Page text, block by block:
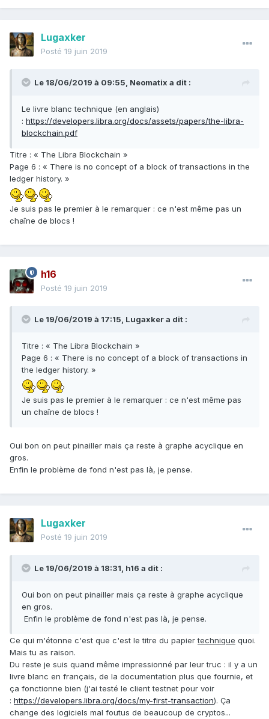
Lugaxker
Posté 19 juin 2019
Le 18/06/2019 à 09:55, Neomatix a dit :
Le livre blanc technique (en anglais)
: https://developers.libra.org/docs/assets/papers/the-libra-
blockchain.pdf
Titre : « The Libra Blockchain »
Page 6 : « There is no concept of a block of transactions in the
ledger history. »
Je suis pas le premier à le remarquer : ce n'est même pas un
chaîne de blocs !
h16
Posté 19 juin 2019
Le 19/06/2019 à 17:15, Lugaxkera dit :
Titre : « The Libra Blockchain »
Page 6 : « There is no concept of a block of transactions in
the ledger history. »
Je suis pas le premier à le remarquer : ce n'est même pas
un chaîne de blocs !
Oui bon on peut pinailler mais ça reste à graphe acyclique en
gros.
Enfin le problème de fond n'est pas là, je pense.
Lugaxker
Posté 19 juin 2019
Le 19/06/2019 à 18:31, h16 a dit :
Oui bon on peut pinailler mais ça reste à graphe acyclique
en gros.
Enfin le problème de fond n'est pas là, je pense.
Ce qui m'étonne c'est que c'est le titre du papiertechnique quoi.
Mais tu as raison.
Du reste je suis quand même impressionné par leur truc : il y a un
livre blanc en français, de la documentation plus que fournie, et
ça fonctionne bien (j'ai testé le client testnet pour voir
: https://developers.libra.org/docs/my-first-transaction). Ça
change des logiciels mal foutus de beaucoup de cryptos...